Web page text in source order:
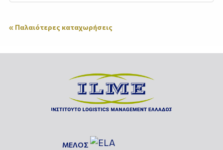
« Παλαιότερες καταχωρήσεις
ΜΕΛΟΣ